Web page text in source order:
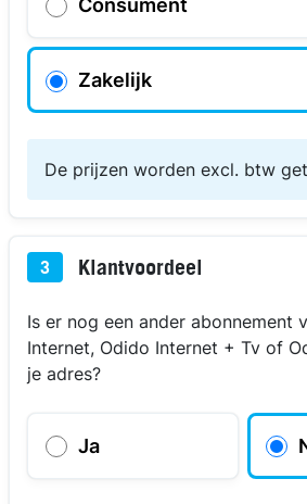
Consument
Zakelijk
De prijzen worden excl. btw
3 Klantvoordeel
Is er nog een ander abonnement
Internet, Odido Internet + Tv of
je adres?
Ja